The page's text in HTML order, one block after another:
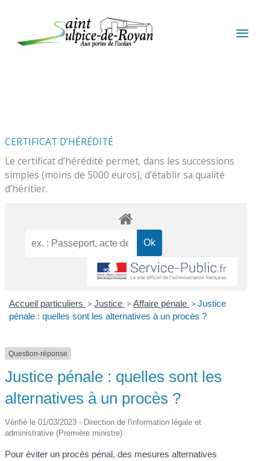
CERTIFICAT D’HÉRÉDITÉ
Le certificat d’hérédité permet, dans les successions
simples (moins de 5000 euros), d’établir sa qualité
d’héritier.
Accueil particuliers > Justice > Affaire pénale > Justice
pénale : quelles sont les alternatives à un procès ?
Question-réponse
Justice pénale : quelles sont les
alternatives à un procès ?
Vérifié le 01/03/2023 - Direction de l'information légale et
administrative (Première ministre)
Pour éviter un procès pénal, des mesures alternatives